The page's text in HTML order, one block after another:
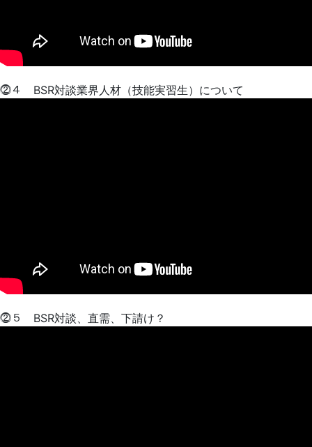
⓶４ BSR対談業界人材（技能実習生）について
⓶５ BSR対談、直需、下請け？